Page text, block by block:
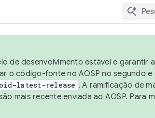
de desenvolvimento estável e garantir
o código-fonte no AOSP no segundo
latest-release . A ramificação de
mais recente enviada ao AOSP. Para